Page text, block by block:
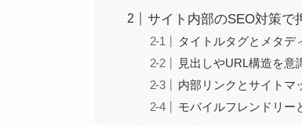
サイト内部のSEO対策で
タイトルタグとメタデ
見出しやURL構造を意
内部リンクとサイトマ
モバイルフレンドリー